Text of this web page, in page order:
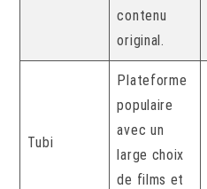
contenu
original.
Tubi
Plateforme
populaire
avec un
large choix
de films et